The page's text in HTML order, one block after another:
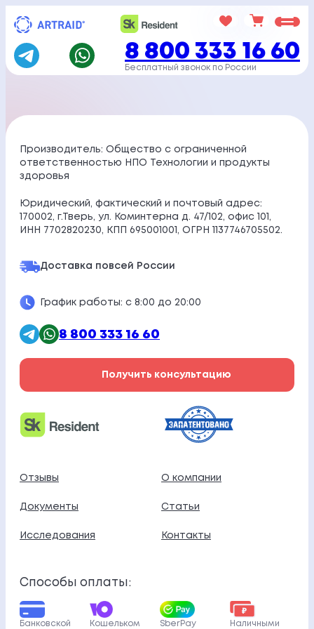
Перейти
содержимому
8 800 333 16 60
Бесплатный звонок по России
Производитель: Общество с ограниченной
ответственностью НПО Технологии и продукты
здоровья
Юридический, фактический и почтовый адрес:
170002, г.Тверь, ул. Коминтерна д. 47/102, офис 101,
ИНН 7702820230, КПП 695001001, ОГРН 1137746705502.
Доставка повсей России
График работы: с 8:00 до 20:00
8 800 333 16 60
Получить консультацию
Отзывы О компании
Документы Статьи
Исследования Контакты
Способы оплаты:
Банковской Кошельком SberPay Наличными